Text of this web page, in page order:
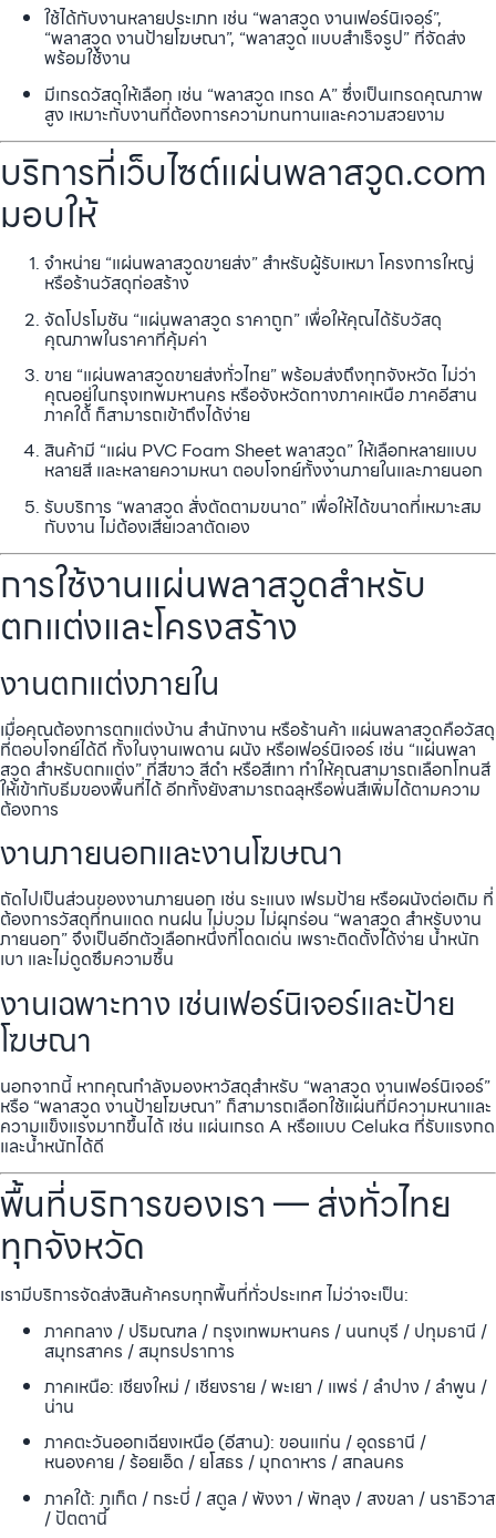
ใช้ได้กับงานหลายประเภท เช่น “พลาสวูด งานเฟอร์นิเจอร์”,
“พลาสวูด งานป้ายโฆษณา”, “พลาสวูด แบบสำเร็จรูป” ที่จัดส่ง
พร้อมใช้งาน
มีเกรดวัสดุให้เลือก เช่น “พลาสวูด เกรด A” ซึ่งเป็นเกรดคุณภาพ
สูง เหมาะกับงานที่ต้องการความทนทานและความสวยงาม
บริการที่เว็บไซต์แผ่นพลาสวูด.com
มอบให้
จำหน่าย “แผ่นพลาสวูดขายส่ง” สำหรับผู้รับเหมา โครงการใหญ่
หรือร้านวัสดุก่อสร้าง
จัดโปรโมชัน “แผ่นพลาสวูด ราคาถูก” เพื่อให้คุณได้รับวัสดุ
คุณภาพในราคาที่คุ้มค่า
ขาย “แผ่นพลาสวูดขายส่งทั่วไทย” พร้อมส่งถึงทุกจังหวัด ไม่ว่า
คุณอยู่ในกรุงเทพมหานคร หรือจังหวัดทางภาคเหนือ ภาคอีสาน
ภาคใต้ ก็สามารถเข้าถึงได้ง่าย
สินค้ามี “แผ่น PVC Foam Sheet พลาสวูด” ให้เลือกหลายแบบ
หลายสี และหลายความหนา ตอบโจทย์ทั้งงานภายในและภายนอก
รับบริการ “พลาสวูด สั่งตัดตามขนาด” เพื่อให้ได้ขนาดที่เหมาะสม
กับงาน ไม่ต้องเสียเวลาตัดเอง
การใช้งานแผ่นพลาสวูดสำหรับ
ตกแต่งและโครงสร้าง
งานตกแต่งภายใน
เมื่อคุณต้องการตกแต่งบ้าน สำนักงาน หรือร้านค้า แผ่นพลาสวูดคือวัสดุ
ที่ตอบโจทย์ได้ดี ทั้งในงานเพดาน ผนัง หรือเฟอร์นิเจอร์ เช่น “แผ่นพลา
สวูด สำหรับตกแต่ง” ที่สีขาว สีดำ หรือสีเทา ทำให้คุณสามารถเลือกโทนสี
ให้เข้ากับธีมของพื้นที่ได้ อีกทั้งยังสามารถฉลุหรือพ่นสีเพิ่มได้ตามความ
ต้องการ
งานภายนอกและงานโฆษณา
ถัดไปเป็นส่วนของงานภายนอก เช่น ระแนง เฟรมป้าย หรือผนังต่อเติม ที่
ต้องการวัสดุที่ทนแดด ทนฝน ไม่บวม ไม่ผุกร่อน “พลาสวูด สำหรับงาน
ภายนอก” จึงเป็นอีกตัวเลือกหนึ่งที่โดดเด่น เพราะติดตั้งได้ง่าย น้ำหนัก
เบา และไม่ดูดซึมความชื้น
งานเฉพาะทาง เช่นเฟอร์นิเจอร์และป้าย
โฆษณา
นอกจากนี้ หากคุณกำลังมองหาวัสดุสำหรับ “พลาสวูด งานเฟอร์นิเจอร์”
หรือ “พลาสวูด งานป้ายโฆษณา” ก็สามารถเลือกใช้แผ่นที่มีความหนาและ
ความแข็งแรงมากขึ้นได้ เช่น แผ่นเกรด A หรือแบบ Celuka ที่รับแรงกด
และน้ำหนักได้ดี
พื้นที่บริการของเรา — ส่งทั่วไทย
ทุกจังหวัด
เรามีบริการจัดส่งสินค้าครบทุกพื้นที่ทั่วประเทศ ไม่ว่าจะเป็น:
ภาคกลาง / ปริมณฑล / กรุงเทพมหานคร / นนทบุรี / ปทุมธานี /
สมุทรสาคร / สมุทรปราการ
ภาคเหนือ: เชียงใหม่ / เชียงราย / พะเยา / แพร่ / ลำปาง / ลำพูน /
น่าน
ภาคตะวันออกเฉียงเหนือ (อีสาน): ขอนแก่น / อุดรธานี /
หนองคาย / ร้อยเอ็ด / ยโสธร / มุกดาหาร / สกลนคร
ภาคใต้: ภูเก็ต / กระบี่ / สตูล / พังงา / พัทลุง / สงขลา / นราธิวาส
/ ปัตตานี